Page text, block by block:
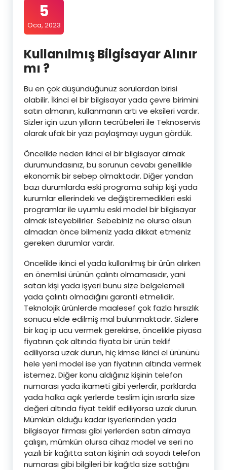
5
Oca, 2023
Kullanılmış Bilgisayar Alınır
mı ?
Bu en çok düşündüğünüz sorulardan birisi
olabilir. İkinci el bir bilgisayar yada çevre birimini
satın almanın, kullanmanın artı ve eksileri vardır.
Sizler için uzun yılların tecrübeleri ile Teknoservis
olarak ufak bir yazı paylaşmayı uygun gördük.
Öncelikle neden ikinci el bir bilgisayar almak
durumundasınız, bu sorunun cevabı genellikle
ekonomik bir sebep olmaktadır. Diğer yandan
bazı durumlarda eski programa sahip kişi yada
kurumlar ellerindeki ve değiştiremedikleri eski
programlar ile uyumlu eski model bir bilgisayar
almak isteyebilirler. Sebebiniz ne olursa olsun
almadan önce bilmeniz yada dikkat etmeniz
gereken durumlar vardır.
Öncelikle ikinci el yada kullanılmış bir ürün alırken
en önemlisi ürünün çalıntı olmamasıdır, yani
satan kişi yada işyeri bunu size belgelemeli
yada çalıntı olmadığını garanti etmelidir.
Teknolojik ürünlerde maalesef çok fazla hırsızlık
sonucu elde edilmiş mal bulunmaktadır. Sizlere
bir kaç ip ucu vermek gerekirse, öncelikle piyasa
fiyatının çok altında fiyata bir ürün teklif
ediliyorsa uzak durun, hiç kimse ikinci el ürününü
hele yeni model ise yarı fiyatının altında vermek
istemez. Diğer konu aldığınız kişinin telefon
numarası yada ikameti gibi yerlerdir, parklarda
yada halka açık yerlerde teslim için ısrarla size
değeri altında fiyat teklif ediliyorsa uzak durun.
Mümkün olduğu kadar işyerlerinden yada
bilgisayar firması gibi yerlerden satın almaya
çalışın, mümkün olursa cihaz model ve seri no
yazılı bir kağıtta satan kişinin adı soyadı telefon
numarası gibi bilgileri bir kağıtla size sattığını